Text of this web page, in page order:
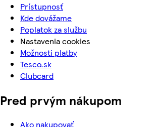
Prístupnosť
Kde dovážame
Poplatok za službu
Nastavenia cookies
Možnosti platby
Tesco.sk
Clubcard
Pred prvým nákupom
Ako nakupovať